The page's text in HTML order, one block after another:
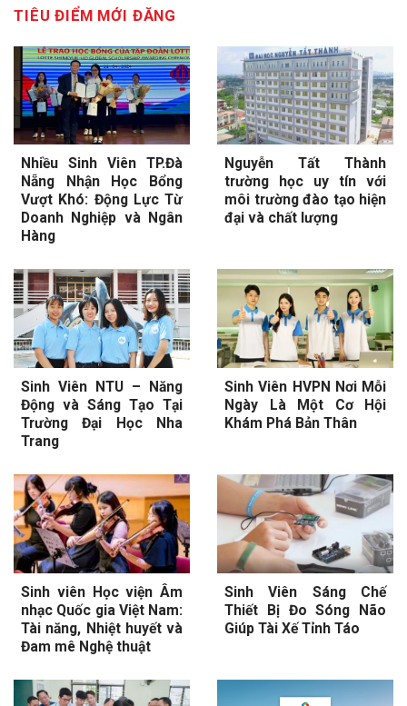
TIÊU ĐIỂM MỚI ĐĂNG
Nhiều Sinh Viên TP.Đà
Nẵng Nhận Học Bổng
Vượt Khó: Động Lực Từ
Doanh Nghiệp và Ngân
Hàng
Nguyễn Tất Thành
trường học uy tín với
môi trường đào tạo hiện
đại và chất lượng
Sinh Viên NTU – Năng
Động và Sáng Tạo Tại
Trường Đại Học Nha
Trang
Sinh Viên HVPN Nơi Mỗi
Ngày Là Một Cơ Hội
Khám Phá Bản Thân
Sinh viên Học viện Âm
nhạc Quốc gia Việt Nam:
Tài năng, Nhiệt huyết và
Đam mê Nghệ thuật
Sinh Viên Sáng Chế
Thiết Bị Đo Sóng Não
Giúp Tài Xế Tỉnh Táo